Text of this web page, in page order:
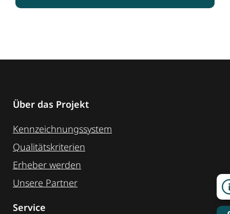
Über das Projekt
Kennzeichnungssystem
Qualitätskriterien
Erheber werden
Unsere Partner
Service